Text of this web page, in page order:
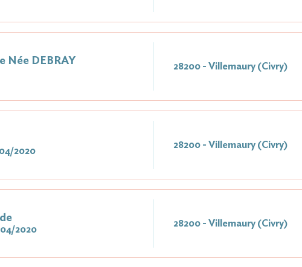
Née DEBRAY 28200 - Villemaury (Civry)
2020
28200 - Villemaury (Civry)
2020
28200 - Villemaury (Civry)